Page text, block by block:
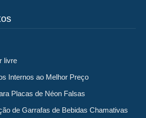
livre
Internos ao Melhor Preço
Placas de Néon Falsas
de Garrafas de Bebidas Chamativas